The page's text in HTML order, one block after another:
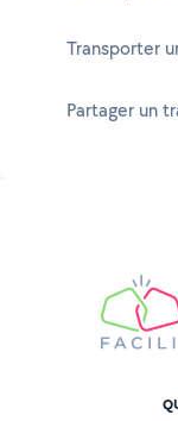
Transporter
Partager un